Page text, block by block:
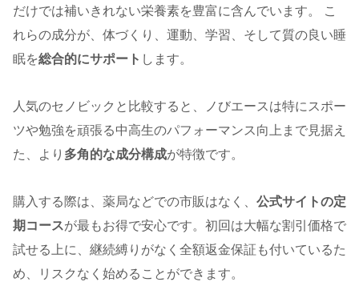
だけでは補いきれない栄養素を豊富に含んでいます。 こ
れらの成分が、体づくり、運動、学習、そして質の良い睡
眠を総合的にサポート します。
人気のセノビックと比較すると、ノびエースは特にスポー
ツや勉強を頑張る中高生のパフォーマンス向上まで見据え
た、より 多角的な成分構成が特徴です。
購入する際は、薬局などでの市販はなく、 公式サイトの定
期コースが最もお得で安心です。初回は大幅な割引価格で
試せる上に、継続縛りがなく全額返金保証も付いているた
め、リスクなく始めることができます。